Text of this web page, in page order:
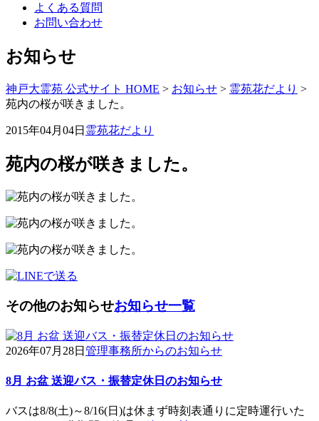
よくある質問
お問い合わせ
お知らせ
神戸大霊苑 公式サイト HOME > お知らせ > 霊苑花だより >
苑内の桜が咲きました。
2015年04月04日 霊苑花だより
苑内の桜が咲きました。
その他のお知らせお知らせ一覧
2026年07月28日 管理事務所からのお知らせ
8月 お盆 送迎バス・振替定休日のお知らせ
バスは8/8(土)～8/16(日)は休まず時刻表通りに定時運行いた